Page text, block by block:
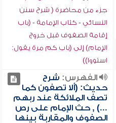
جزء من محاضرة ( شرح سنن
النسائي - كتاب الإمامة - (باب
إقامة الصفوف قبل خروج
الإمام) إلى (باب كم مرة يقول:
استووا))
الفهرس: شرح
حديث: (ألا تصفون كما
تصف الملائكة عند ربهم
...) , حث الإمام على رص
الصفوف والمقاربة بينها